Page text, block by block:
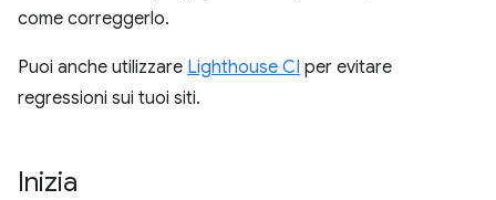
come correggerlo.
Puoi anche utilizzare Lighthouse CI per evitare
regressioni sui tuoi siti.
Inizia